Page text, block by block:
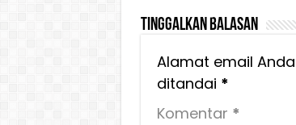
Tinggalkan Balasan
Alamat email
ditandai *
Komentar *